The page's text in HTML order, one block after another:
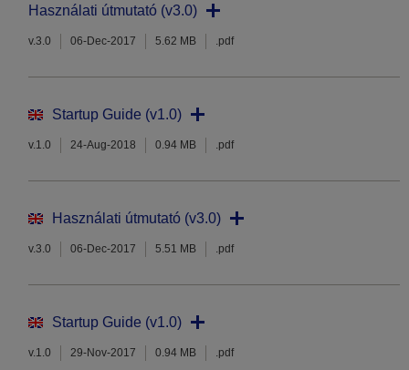
Használati útmutató (v3.0)
v.3.0 06-Dec-2017 5.62 MB .pdf
Startup Guide (v1.0)
v.1.0 24-Aug-2018 0.94 MB .pdf
Használati útmutató (v3.0)
v.3.0 06-Dec-2017 5.51 MB .pdf
Startup Guide (v1.0)
v.1.0 29-Nov-2017 0.94 MB .pdf